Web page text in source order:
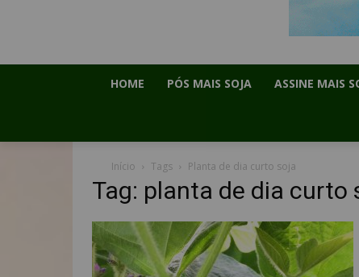
HOME PÓS MAIS SOJA ASSINE MAIS
Início Tags Planta de dia curto soja
Tag: planta de dia curto